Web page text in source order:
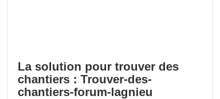
La solution pour trouver des
chantiers : Trouver-des-
chantiers-forum-lagnieu